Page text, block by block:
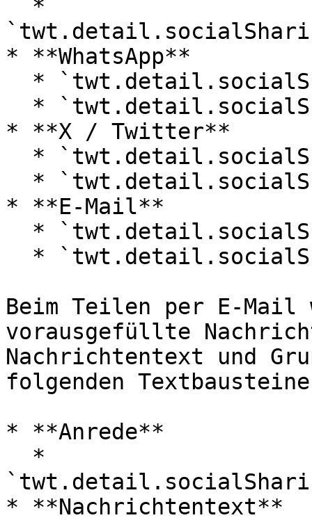
* **WhatsApp**
* **X / Twitter**
* **E-Mail**
Beim Teilen per E-
vorausgefüllte
Nachrichtentext und
folgenden
* **Anrede**
* **Nachrichtentext**